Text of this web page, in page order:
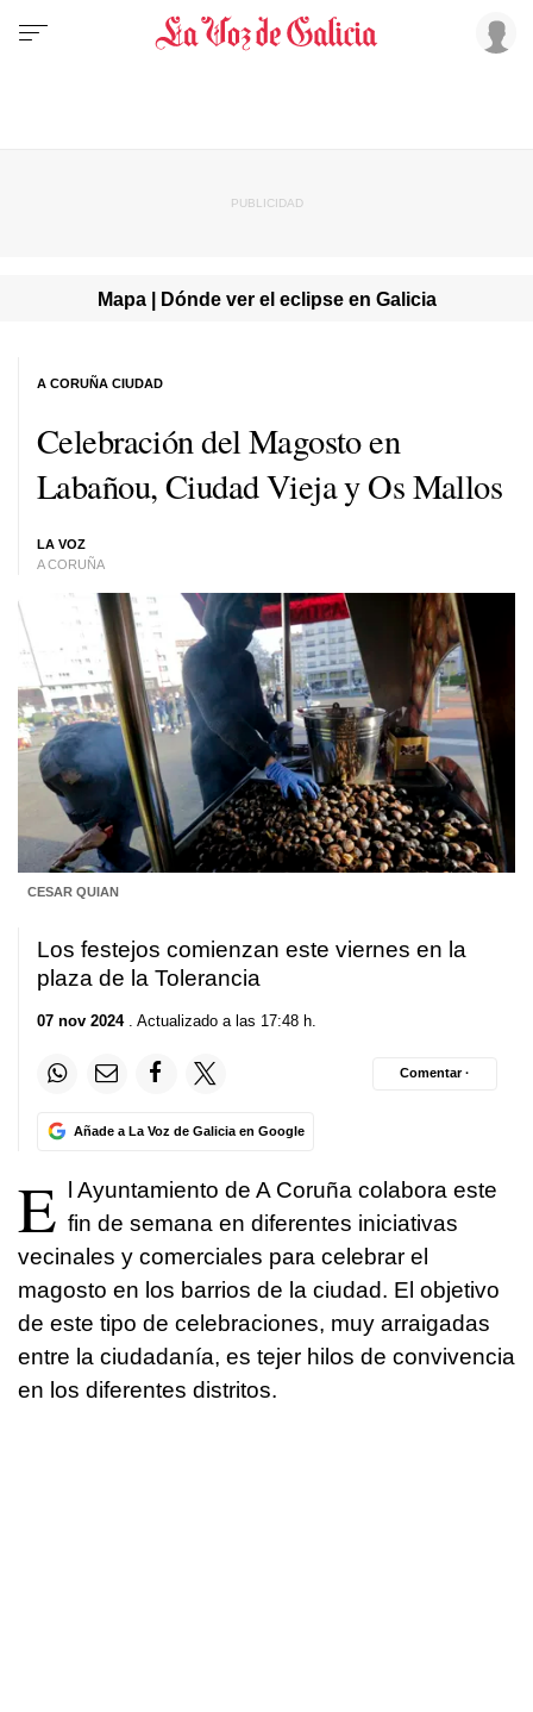
Mapa | Dónde ver el eclipse en Galicia
Celebración del Magosto en
Labañou, Ciudad Vieja y Os Mallos
LA VOZ
A CORUÑA
A CORUÑA CIUDAD
CESAR QUIAN
Los festejos comienzan este viernes en la
plaza de la Tolerancia
07 nov 2024. Actualizado a las 17:48 h.
Añade a La Voz de Galicia en Google
Comentar ·
E l Ayuntamiento de A Coruña colabora este
fin de semana en diferentes iniciativas
vecinales y comerciales para celebrar el
magosto en los barrios de la ciudad. El objetivo
de este tipo de celebraciones, muy arraigadas
entre la ciudadanía, es tejer hilos de convivencia
en los diferentes distritos.